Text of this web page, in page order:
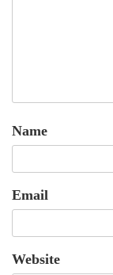
Name
Email
Website